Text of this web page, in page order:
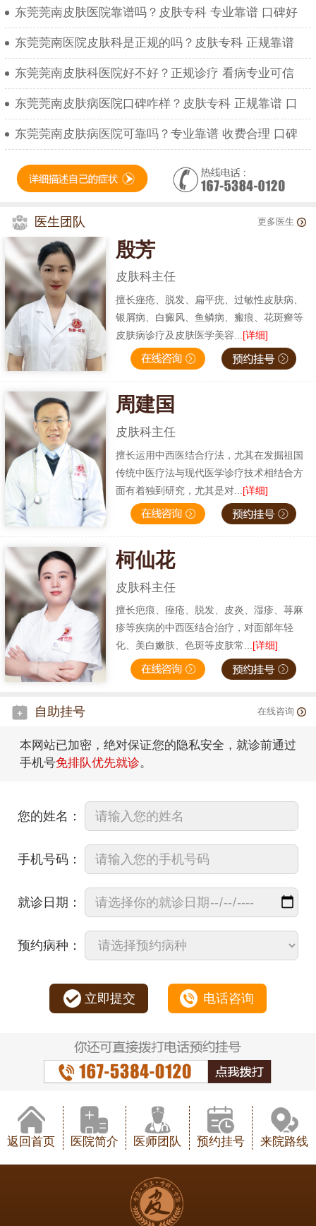
东莞莞南皮肤医院靠谱吗？皮肤专科 专业靠谱 口碑好
东莞莞南医院皮肤科是正规的吗？皮肤专科 正规靠谱
东莞莞南皮肤科医院好不好？正规诊疗 看病专业可信
东莞莞南皮肤病医院口碑咋样？皮肤专科 正规靠谱 口
东莞莞南皮肤病医院可靠吗？专业靠谱 收费合理 口碑
医生团队 更多医生
殷芳
皮肤科主任
擅长痤疮、脱发、扁平疣、过敏性皮肤病、
银屑病、白癜风、鱼鳞病、瘢痕、花斑癣等
皮肤病诊疗及皮肤医学美容... [详细]
周建国
皮肤科主任
擅长运用中西医结合疗法，尤其在发掘祖国
传统中医疗法与现代医学诊疗技术相结合方
面有着独到研究，尤其是对... [详细]
柯仙花
皮肤科主任
擅长疤痕、痤疮、脱发、皮炎、湿疹、荨麻
疹等疾病的中西医结合治疗，对面部年轻
化、美白嫩肤、色斑等皮肤常...[详细]
自助挂号 在线咨询
本网站已加密，绝对保证您的隐私安全，就诊前通过
手机号免排队优先就诊。
您的姓名：
手机号码：
就诊日期：
预约病种：
立即提交 电话咨询
返回首页 医院简介 医师团队 预约挂号 来院路线